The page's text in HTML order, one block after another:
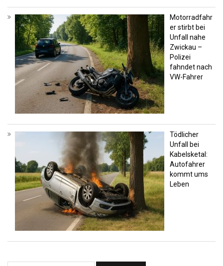
Motorradfahr
er stirbt bei
Unfall nahe
Zwickau –
Polizei
fahndet nach
VW-Fahrer
Tödlicher
Unfall bei
Kabelsketal:
Autofahrer
kommt ums
Leben